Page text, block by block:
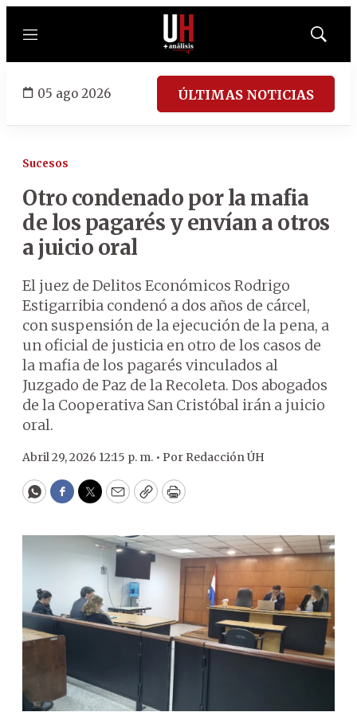
Menú
Mostrar
05 ago 2026 ÚLTIMAS NOTICIAS
Sucesos
Otro condenado por la mafia
de los pagarés y envían a otros
a juicio oral
El juez de Delitos Económicos Rodrigo
Estigarribia condenó a dos años de cárcel,
con suspensión de la ejecución de la pena, a
un oficial de justicia en otro de los casos de
la mafia de los pagarés vinculados al
Juzgado de Paz de la Recoleta. Dos abogados
de la Cooperativa San Cristóbal irán a juicio
oral.
Abril 29, 2026 12:15 p. m. • Por Redacción ÚH
WhatsApp
Facebook
Twitter
EmailCopyPrint